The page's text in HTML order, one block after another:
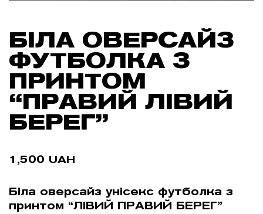
БІЛА ОВЕРСАЙЗ
ФУТБОЛКА З
ПРИНТОМ
“ПРАВИЙ ЛІВИЙ
БЕРЕГ”
1,500 UAH
Біла оверсайз унісекс футболка з
принтом “ЛІВИЙ ПРАВИЙ БЕРЕГ”